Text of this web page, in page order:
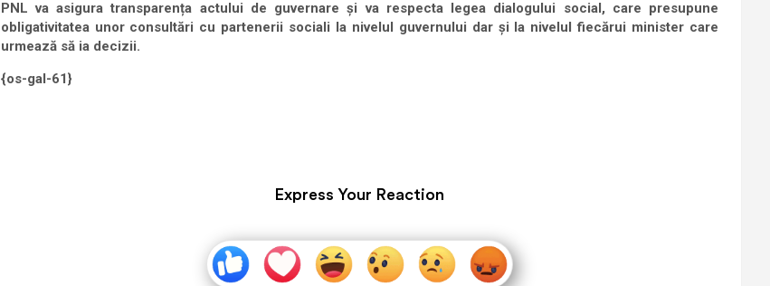
PNL va asigura transparența actului de guvernare și va respecta legea dialogului social, care presupune
obligativitatea unor consultări cu partenerii sociali la nivelul guvernului dar și la nivelul fiecărui minister care
urmează să ia decizii.
{os-gal-61}
Express Your Reaction